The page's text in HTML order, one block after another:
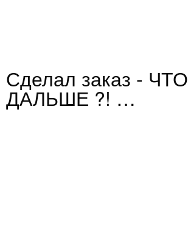
Сделал заказ - ЧТО
ДАЛЬШЕ ?! …